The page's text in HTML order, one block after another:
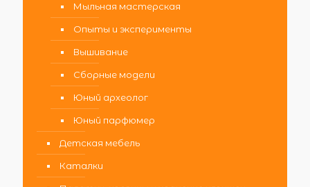
Мыльная мастерская
Опыты и эксперименты
Вышивание
Сборные модели
Юный археолог
Юный парфюмер
Детская мебель
Каталки